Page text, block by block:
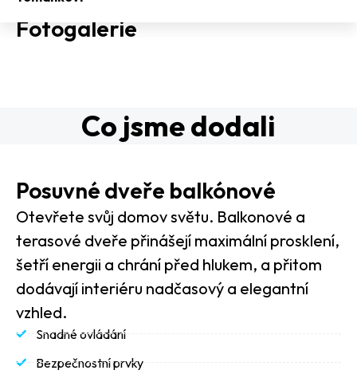
Fotogalerie
Co jsme dodali
Posuvné dveře balkónové
Otevřete svůj domov světu. Balkonové a
terasové dveře přinášejí maximální prosklení,
šetří energii a chrání před hlukem, a přitom
dodávají interiéru nadčasový a elegantní
vzhled.
Snadné ovládání
Bezpečnostní prvky